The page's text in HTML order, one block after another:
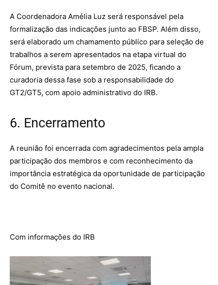
A Coordenadora Amélia Luz será responsável pela
formalização das indicações junto ao FBSP. Além disso,
será elaborado um chamamento público para seleção de
trabalhos a serem apresentados na etapa virtual do
Fórum, prevista para setembro de 2025, ficando a
curadoria dessa fase sob a responsabilidade do
GT2/GT5, com apoio administrativo do IRB.
6. Encerramento
A reunião foi encerrada com agradecimentos pela ampla
participação dos membros e com reconhecimento da
importância estratégica da oportunidade de participação
do Comitê no evento nacional.
Com informações do IRB